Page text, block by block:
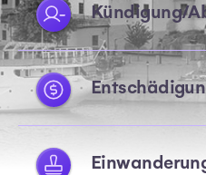
Kündigung/